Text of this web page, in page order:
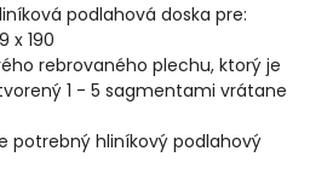
podlahová doska pre:
x 190
rebrovaného plechu, ktorý je
1 - 5 sagmentami vrátane
potrebný hliníkový podlahový